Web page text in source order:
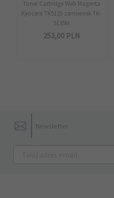
Toner Cartridge Web Magenta
Kyocera TK5135 zamiennik TK-
5135M
253,00 PLN
Newsletter